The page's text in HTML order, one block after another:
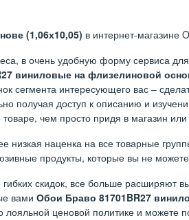
(1,06х10,05) в интернет-магазине
в очень удобную форму сервиса
виниловые на флизелиновой
сегмента интересующего вас –
доступ к описанию и
чем просто придя в магазин или
наценка на все товарные
продукты, которые вы не
скидок, все больше расширяют
вами Обои Браво 81701BR27
ценовой политике и можете